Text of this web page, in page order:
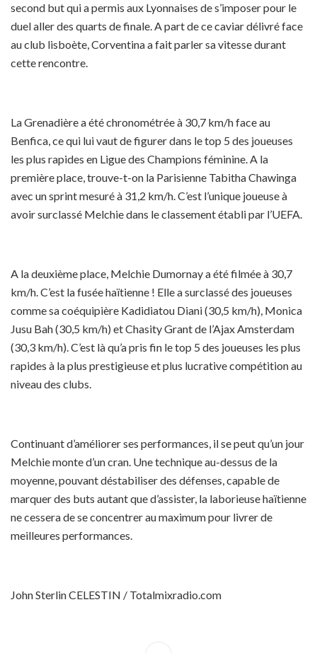
second but qui a permis aux Lyonnaises de s’imposer pour le
duel aller des quarts de finale. A part de ce caviar délivré face
au club lisboète, Corventina a fait parler sa vitesse durant
cette rencontre.
La Grenadière a été chronométrée à 30,7 km/h face au
Benfica, ce qui lui vaut de figurer dans le top 5 des joueuses
les plus rapides en Ligue des Champions féminine. A la
première place, trouve-t-on la Parisienne Tabitha Chawinga
avec un sprint mesuré à 31,2 km/h. C’est l’unique joueuse à
avoir surclassé Melchie dans le classement établi par l’UEFA.
A la deuxième place, Melchie Dumornay a été filmée à 30,7
km/h. C’est la fusée haïtienne ! Elle a surclassé des joueuses
comme sa coéquipière Kadidiatou Diani (30,5 km/h), Monica
Jusu Bah (30,5 km/h) et Chasity Grant de l’Ajax Amsterdam
(30,3 km/h). C’est là qu’a pris fin le top 5 des joueuses les plus
rapides à la plus prestigieuse et plus lucrative compétition au
niveau des clubs.
Continuant d’améliorer ses performances, il se peut qu’un jour
Melchie monte d’un cran. Une technique au-dessus de la
moyenne, pouvant déstabiliser des défenses, capable de
marquer des buts autant que d’assister, la laborieuse haïtienne
ne cessera de se concentrer au maximum pour livrer de
meilleures performances.
John Sterlin CELESTIN / Totalmixradio.com